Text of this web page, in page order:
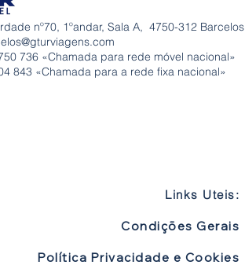
nº70, 1ºandar, Sala A, 4750-312 Barcelos
736 «Chamada para rede móvel nacional»
843 «Chamada para a rede fixa nacional»
Links Uteis:
Condições Gerais
Política Privacidade e Cookies